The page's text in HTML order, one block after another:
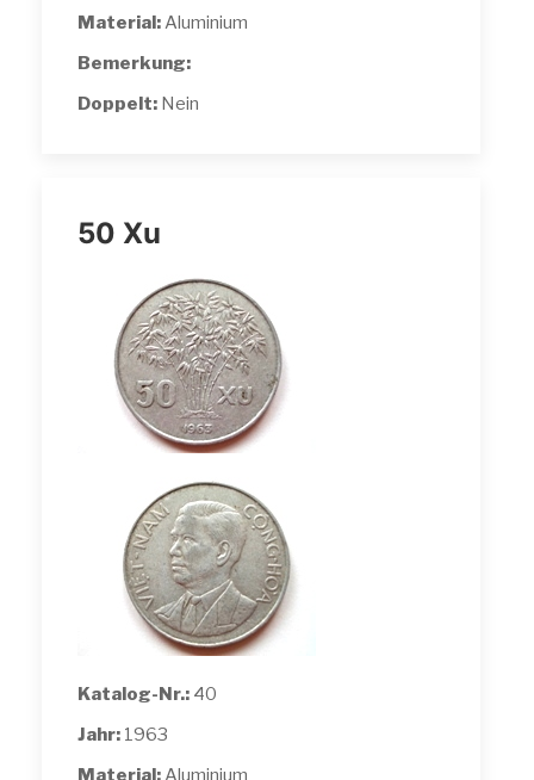
Material:Aluminium
Bemerkung:
Doppelt: Nein
50 Xu
Katalog-Nr.: 40
Jahr: 1963
Material: Aluminium